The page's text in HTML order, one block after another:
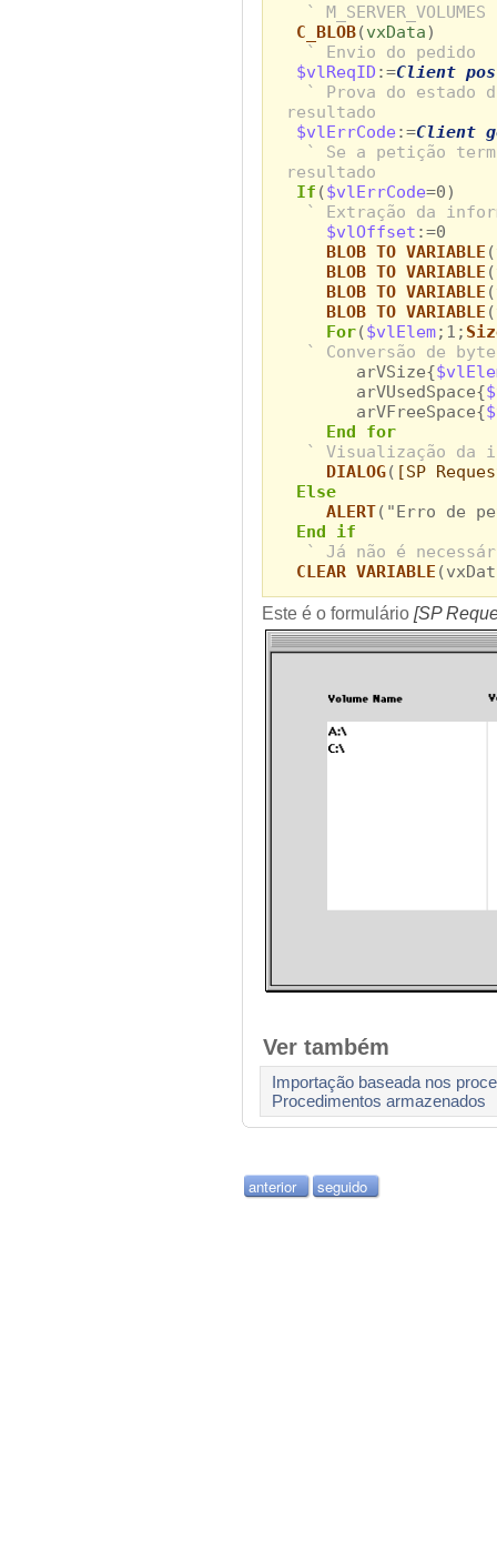
` M_SERVER_VOLUMES
C_BLOB(vxData)
` Envio do pedido
$vlReqID :=Client
` Prova do estado
resultado
$vlErrCode :=Client
` Se a petição
resultado
If ($vlErrCode=0)
` Extração da
$vlOffset :=0
BLOB TO VARIABLE
BLOB TO VARIABLE
BLOB TO VARIABLE
BLOB TO VARIABLE
For($vlElem;1;
` Conversão de
arVSize{
arVUsedSpace{
arVFreeSpace{
End for
` Visualização da
DIALOG( [SP
Else
ALERT("Erro de
End if
` Já não é
CLEAR VARIABLE
Este é o formulário [SP
Ver também
Importação baseada nos
Procedimentos armazenados
anterior seguido